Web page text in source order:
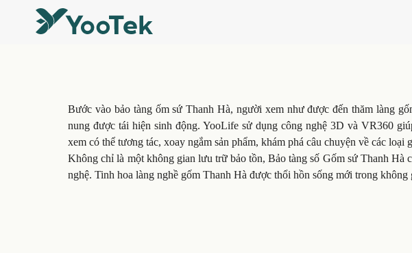
Bước vào bảo tàng ốm sứ Thanh Hà, người xem như được đến thăm làng
nung được tái hiện sinh động.YooLife sử dụng công nghệ 3D và VR360
xem có thể tương tác, xoay ngắm sản phẩm, khám phá câu chuyện về các loại
Không chỉ là một không gian lưu trữ bảo tồn, Bảo tàng số Gốm sứ Thanh
nghệ. Tinh hoa làng nghề gốm Thanh Hà được thổi hồn sống mới trong không